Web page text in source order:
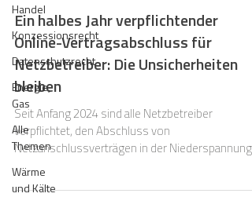
Handel
Konzessionsrecht
Datenschutzrecht
Energie,
Gas
Alle
Themen
Wärme
und Kälte
Ein halbes Jahr verpflichtender
Online-Vertragsabschluss für
Netzbetreiber: Die Unsicherheiten
bleiben
Seit Anfang 2024 sind alle Netzbetreiber
verpflichtet, den Abschluss von
Netzanschlussverträgen in der Niederspannung
online anzubieten.